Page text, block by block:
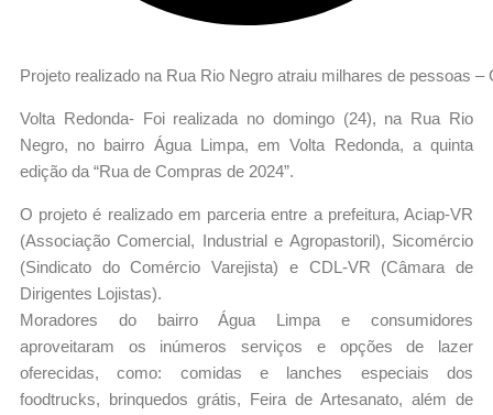
Projeto realizado na Rua Rio Negro atraiu milhares de pessoas
Volta Redonda- Foi realizada no domingo (24), na Rua Rio
Negro, no bairro Água Limpa, em Volta Redonda, a quinta
edição da “Rua de Compras de 2024”.
O projeto é realizado em parceria entre a prefeitura, Aciap-VR
(Associação Comercial, Industrial e Agropastoril), Sicomércio
(Sindicato do Comércio Varejista) e CDL-VR (Câmara de
Dirigentes Lojistas).
Moradores do bairro Água Limpa e consumidores
aproveitaram os inúmeros serviços e opções de lazer
oferecidas, como: comidas e lanches especiais dos
foodtrucks, brinquedos grátis, Feira de Artesanato, além de